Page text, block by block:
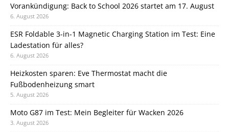
Vorankündigung: Back to School 2026 startet am 17. August
6. August 2026
ESR Foldable 3-in-1 Magnetic Charging Station im Test: Eine
Ladestation für alles?
6. August 2026
Heizkosten sparen: Eve Thermostat macht die
Fußbodenheizung smart
5. August 2026
Moto G87 im Test: Mein Begleiter für Wacken 2026
3. August 2026